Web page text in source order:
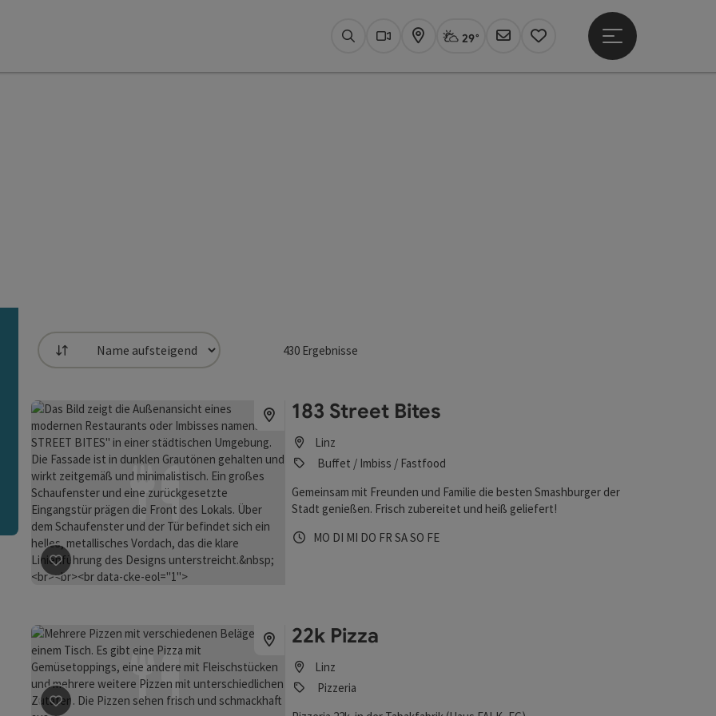
SuchenWebcams
KarteAktuelles Wetter Linz, stark bewölkt
29°
Newsletter
Merkzettel
Hauptmenü öffnen
Sortierung 430Ergebnisse
Beitrag merken: 183 Street Bites
183 Street Bites
Linz
Buffet / Imbiss / Fastfood
Gemeinsam mit Freunden und Familie die besten Smashburger der
Stadt genießen. Frisch zubereitet und heiß geliefert!
Öffnungszeiten
MO Montag geöffnet
DI Dienstag geöffnet
MI Mittwoch geöffnet
DO Donnerstag geöffnet
FR Freitag geöffnet
SASamstag geöffnet
SO Sonntag geöffnet
FEFeiertag geöffnet
22k Pizza
Linz
Pizzeria